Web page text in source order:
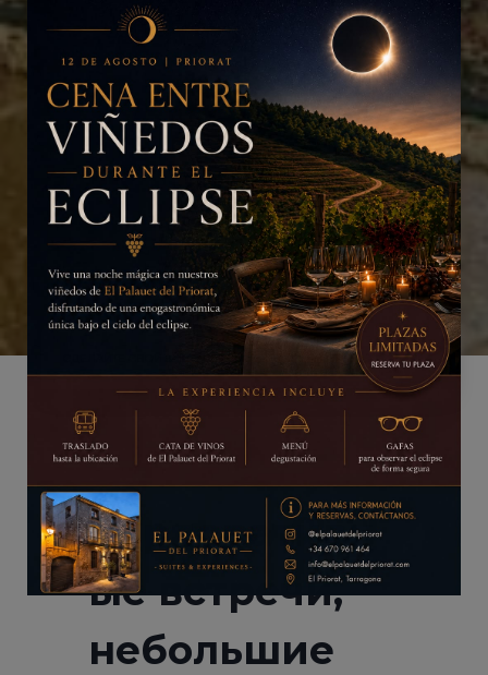
ПРОВЕРИТЬ НАЛИЧИЕ
Корпоративн
ые встречи,
небольшие
Он будет закрыт в